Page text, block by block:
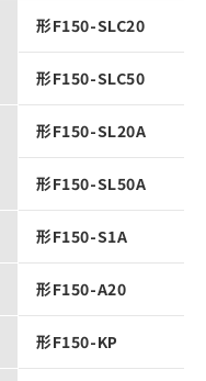
形F150-SLC20
形F150-SLC50
形F150-SL20A
形F150-SL50A
形F150-S1A
形F150-A20
形F150-KP